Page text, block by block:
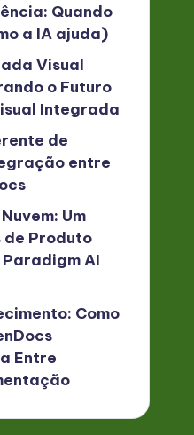
Quando
a IA ajuda)
Visual
o Futuro
Integrada
de
entre
Um
de Produto
AI
Como
Entre